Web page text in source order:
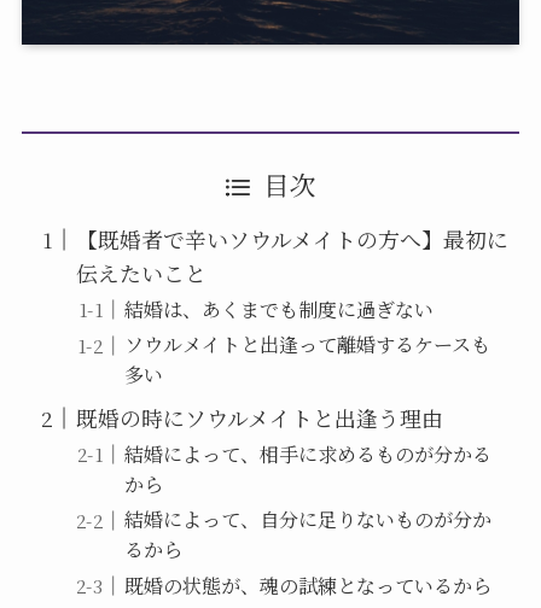
目次
【既婚者で辛いソウルメイトの方へ】最初に
伝えたいこと
結婚は、あくまでも制度に過ぎない
ソウルメイトと出逢って離婚するケースも
多い
既婚の時にソウルメイトと出逢う理由
結婚によって、相手に求めるものが分かる
から
結婚によって、自分に足りないものが分か
るから
既婚の状態が、魂の試練となっているから